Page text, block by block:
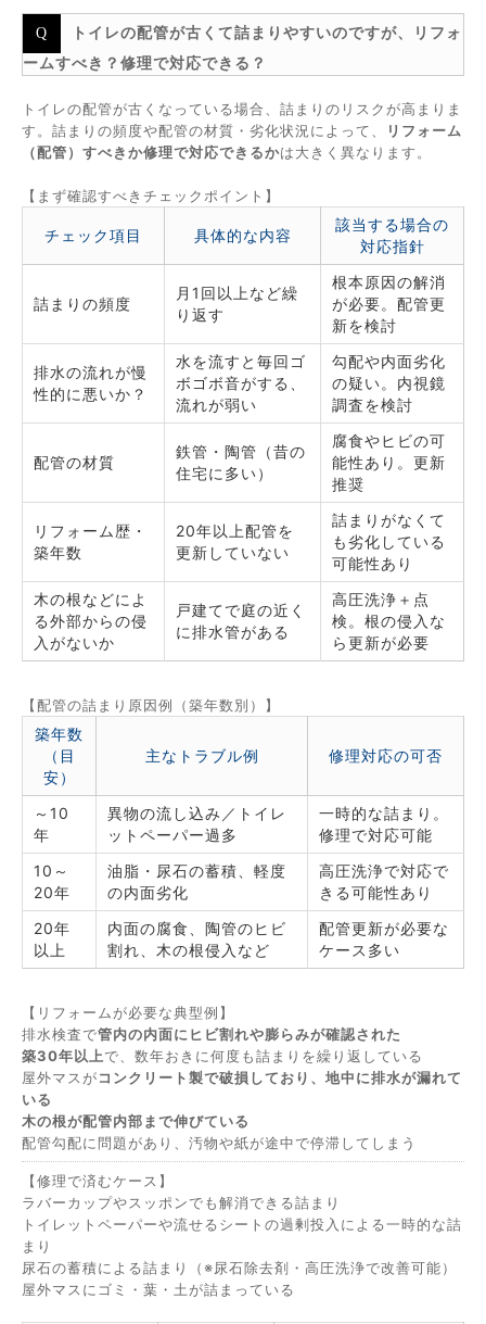
トイレの配管が古くて詰まりやすいのですが、リフォ
ームすべき？修理で対応できる？
トイレの配管が古くなっている場合、詰まりのリスクが高まりま
す。詰まりの頻度や配管の材質・劣化状況によって、
リフォーム
（配管）すべきか修理で対応できるかは大きく異なります。
【まず確認すべきチェックポイント】
チェック項目 具体的な内容
該当する場合の
対応指針
詰まりの頻度
月1回以上など繰
り返す
根本原因の解消
が必要。配管更
新を検討
排水の流れが慢
性的に悪いか？
水を流すと毎回ゴ
ボゴボ音がする、
流れが弱い
勾配や内面劣化
の疑い。内視鏡
調査を検討
配管の材質
鉄管・陶管（昔の
住宅に多い）
腐食やヒビの可
能性あり。更新
推奨
リフォーム歴・
築年数
20年以上配管を
更新していない
詰まりがなくて
も劣化している
可能性あり
木の根などによ
る外部からの侵
入がないか
戸建てで庭の近く
に排水管がある
高圧洗浄＋点
検。根の侵入な
ら更新が必要
【配管の詰まり原因例（築年数別）】
築年数
（目
安）
主なトラブル例 修理対応の可否
～10
年
異物の流し込み／トイレ
ットペーパー過多
一時的な詰まり。
修理で対応可能
10～
20年
油脂・尿石の蓄積、軽度
の内面劣化
高圧洗浄で対応で
きる可能性あり
20年
以上
内面の腐食、陶管のヒビ
割れ、木の根侵入など
配管更新が必要な
ケース多い
【リフォームが必要な典型例】
排水検査で管内の内面にヒビ割れや膨らみが確認された
築30年以上で、数年おきに何度も詰まりを繰り返している
屋外マスがコンクリート製で破損しており、地中に排水が漏れて
いる
木の根が配管内部まで伸びている
配管勾配に問題があり、汚物や紙が途中で停滞してしまう
【修理で済むケース】
ラバーカップやスッポンでも解消できる詰まり
トイレットペーパーや流せるシートの過剰投入による一時的な詰
まり
尿石の蓄積による詰まり（※尿石除去剤・高圧洗浄で改善可能）
屋外マスにゴミ・葉・土が詰まっている